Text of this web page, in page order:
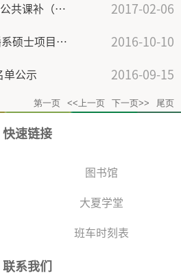
2015-2016学年第一学期公共课补（缓）考安排 2017-02-06
香港城市大学媒体与传播系硕士项目介绍 2016-10-10
单公示 2016-09-15
第一页 <<上一页 下一页>> 尾页
快速链接
图书馆
大夏学堂
班车时刻表
联系我们